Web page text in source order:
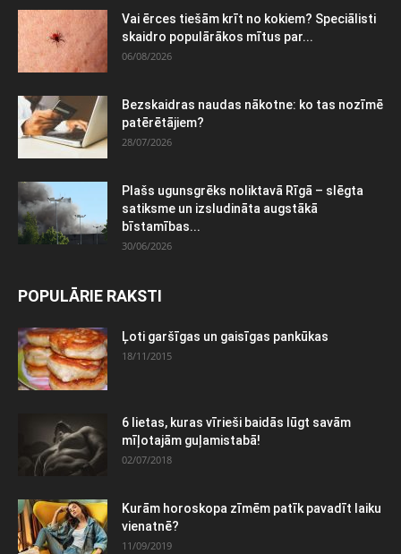
Vai ērces tiešām krīt no kokiem? Speciālisti
skaidro populārākos mītus par...
06/08/2026
Bezskaidras naudas nākotne: ko tas nozīmē
patērētājiem?
28/07/2026
Plašs ugunsgrēks noliktavā Rīgā – slēgta
satiksme un izsludināta augstākā
bīstamības...
30/06/2026
POPULĀRIE RAKSTI
Ļoti garšīgas un gaisīgas pankūkas
18/11/2015
6 lietas, kuras vīrieši baidās lūgt savām
mīļotajām guļamistabā!
02/07/2018
Kurām horoskopa zīmēm patīk pavadīt laiku
vienatnē?
11/09/2019